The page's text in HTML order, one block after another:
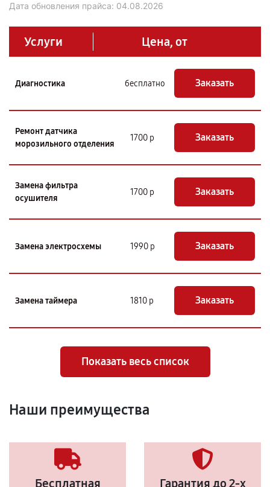
Дата обновления прайса: 04.08.2026
Услуги Цена, от
Диагностика бесплатно Заказать
Ремонт датчика
морозильного отделения
1700 р Заказать
Замена фильтра
осушителя
1700 р Заказать
Замена электросхемы 1990 р Заказать
Замена таймера 1810 р Заказать
Показать весь список
Наши преимущества
Бесплатная
Гарантия до 2-х